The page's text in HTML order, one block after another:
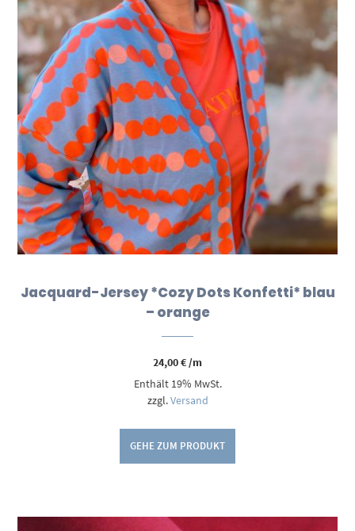
Jacquard-Jersey *Cozy Dots Konfetti* blau
– orange
24,00€/m
Enthält 19% MwSt.
zzgl.Versand
GEHE ZUM PRODUKT